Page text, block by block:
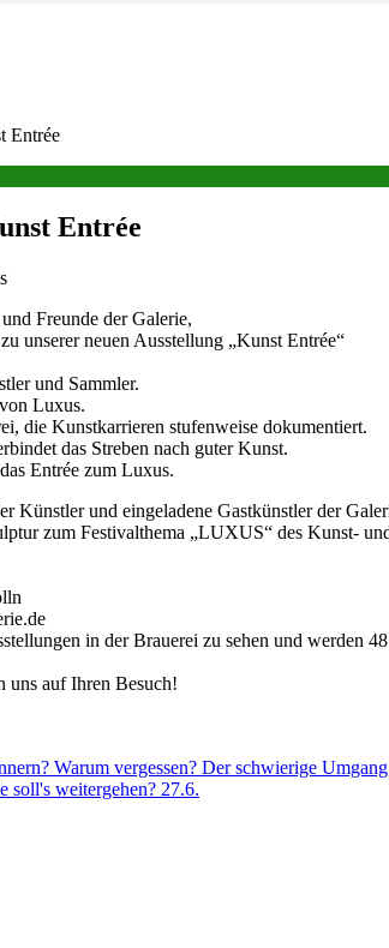
Entrée
Entrée
Freunde der Galerie,
unserer neuen Ausstellung „Kunst Entrée“
und Sammler.
Luxus.
die Kunstkarrieren stufenweise dokumentiert.
das Streben nach guter Kunst.
Entrée zum Luxus.
Künstler und eingeladene Gastkünstler der
zum Festivalthema „LUXUS“ des Kunst-
in der Brauerei zu sehen und werden
uns auf Ihren Besuch!
Warum vergessen? Der schwierige
soll's weitergehen? 27.6.